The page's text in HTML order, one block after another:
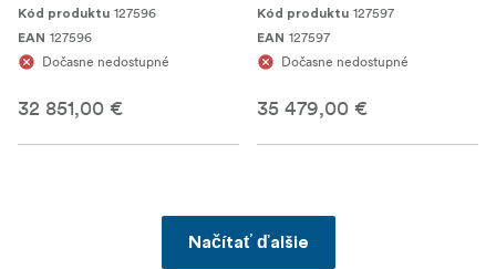
Kód produktu 127596
EAN 127596
Dočasne nedostupné
32 851,00 €
Kód produktu 127597
EAN 127597
Dočasne nedostupné
35 479,00 €
Načítať ďalšie